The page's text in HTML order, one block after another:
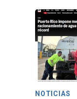
NOTICIAS